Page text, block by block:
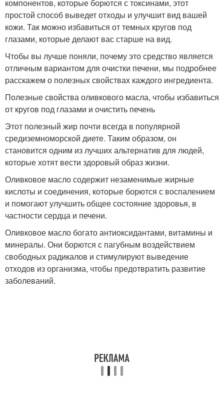
компонентов, которые борются с токсинами, этот
простой способ выведет отходы и улучшит вид вашей
кожи. Так можно избавиться от темных кругов под
глазами, которые делают вас старше на вид.
Чтобы вы лучше поняли, почему это средство является
отличным вариантом для очистки печени, мы подробнее
расскажем о полезных свойствах каждого ингредиента.
Полезные свойства оливкового масла, чтобы избавиться
от кругов под глазами и очистить печень
Этот полезный жир почти всегда в популярной
средиземноморской диете. Таким образом, он
становится одним из лучших альтернатив для людей,
которые хотят вести здоровый образ жизни.
Оливковое масло содержит незаменимые жирные
кислоты и соединения, которые борются с воспалением
и помогают улучшить общее состояние здоровья, в
частности сердца и печени.
Оливковое масло богато антиоксидантами, витамины и
минералы. Они борются с пагубным воздействием
свободных радикалов и стимулируют выведение
отходов из организма, чтобы предотвратить развитие
заболеваний.